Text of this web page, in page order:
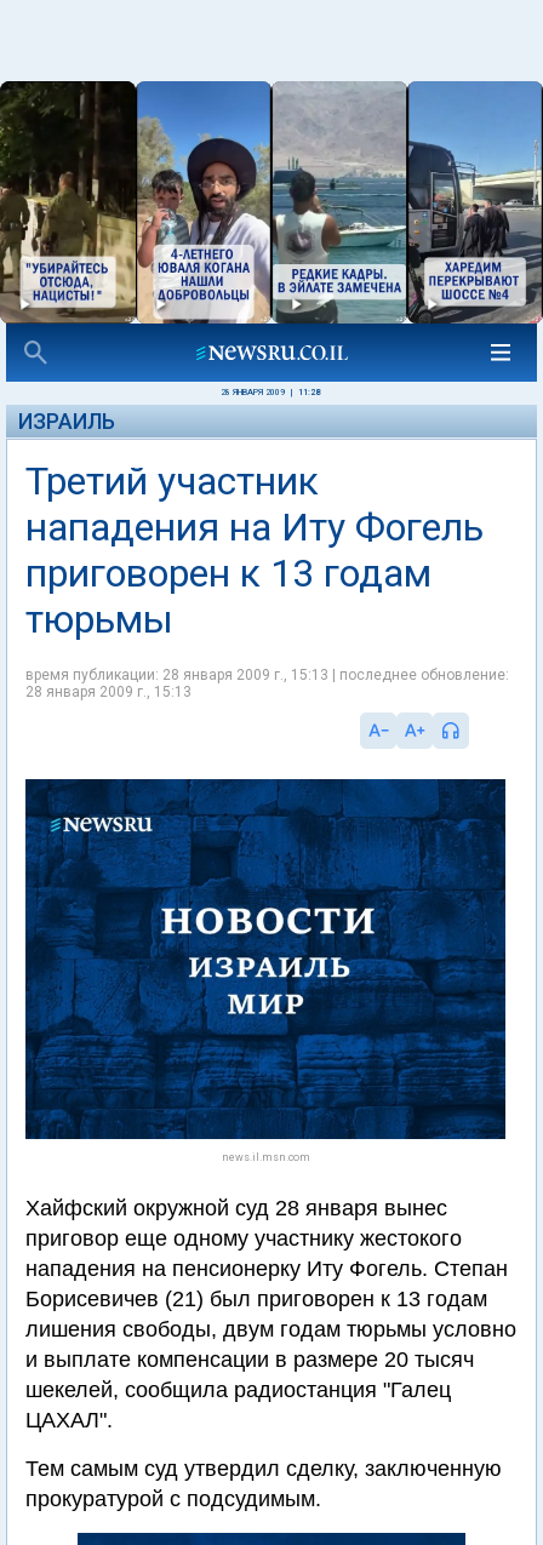
28 ЯНВАРЯ 2009 11:28
ИЗРАИЛЬ
Третий участник
нападения на Иту Фогель
приговорен к 13 годам
тюрьмы
время публикации: 28 января 2009 г., 15:13 | последнее обновление:
28 января 2009 г., 15:13
news.il.msn.com
Хайфский окружной суд 28 января вынес
приговор еще одному участнику жестокого
нападения на пенсионерку Иту Фогель. Степан
Борисевичев (21) был приговорен к 13 годам
лишения свободы, двум годам тюрьмы условно
и выплате компенсации в размере 20 тысяч
шекелей, сообщила радиостанция "Галец
ЦАХАЛ".
Тем самым суд утвердил сделку, заключенную
прокуратурой с подсудимым.